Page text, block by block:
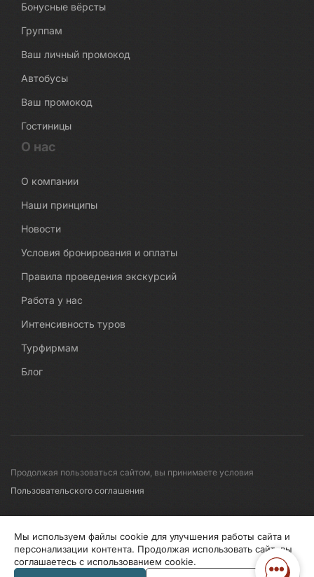
Бонусные вёрсты
Группам
Ваш личный промокод
Автобусы
Ваш промокод
Гостиницы
О нас
О компании
Наши принципы
Новости
Условия бронирования и оплаты
Правила проведения экскурсий
Работа у нас
Интенсивность туров
Турфирмам
Блог
Продолжая пользоваться сайтом, вы принимаете условия
Пользовательского соглашения
© 2008-2026 Первые линии
Информация по исп. cookies Правила обработки перс.данных
Мы используем файлы cookie для улучшения работы сайта и
персонализации контента. Продолжая использовать сайт, вы
соглашаетесь с использованием cookie.